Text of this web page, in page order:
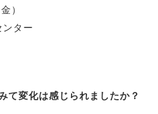
）
ター
て変化は感じられましたか？